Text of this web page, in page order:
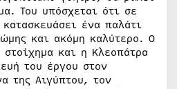
Του υπόσχεται ότι σε
ένα παλάτι
και ακόμη καλύτερο. Ο
στοίχημα και η Κλεοπάτρα
του έργου στον
της Αιγύπτου, τον